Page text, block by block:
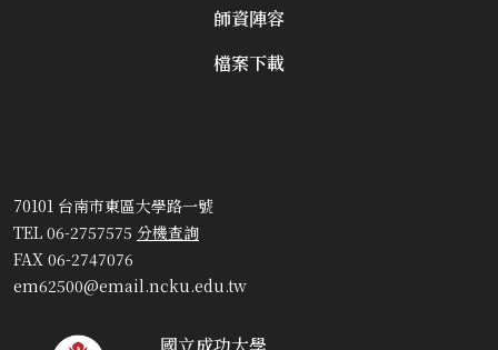
師資陣容
檔案下載
70101 台南市東區大學路一號
TEL 06-2757575 分機查詢
FAX 06-2747076
em62500@email.ncku.edu.tw
國立成功大學